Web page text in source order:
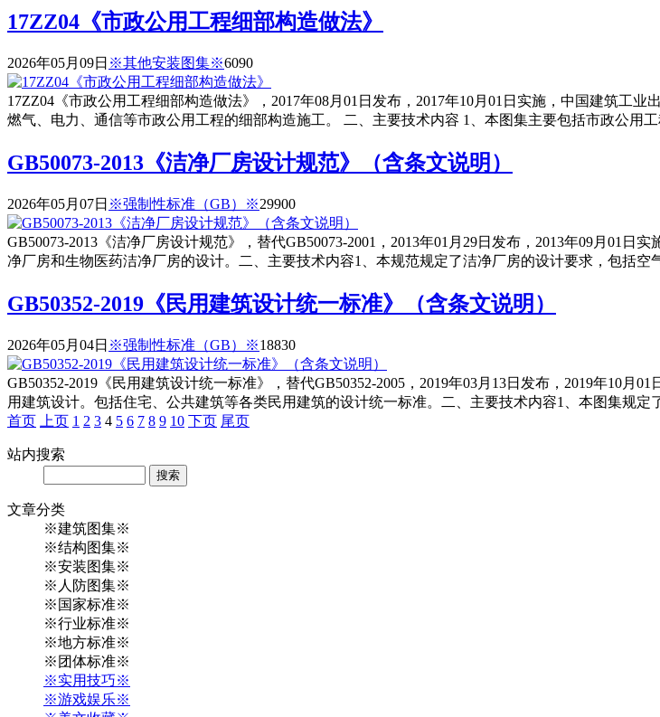
17ZZ04《市政公用工程细部构造做法》
2026年05月09日 ※其他安装图集※6090
17ZZ04《市政公用工程细部构造做法》，2017年08月01日发布，2017年10月01日实施，中国建筑工
燃气、电力、通信等市政公用工程的细部构造施工。 二、主要技术内容 1、本图集主要包括市政公用
GB50073-2013《洁净厂房设计规范》（含条文说明）
2026年05月07日 ※强制性标准（GB）※29900
GB50073-2013《洁净厂房设计规范》，替代GB50073-2001，2013年01月29日发布，2013年09月01
净厂房和生物医药洁净厂房的设计。二、主要技术内容1、本规范规定了洁净厂房的设计要求，包括
GB50352-2019《民用建筑设计统一标准》（含条文说明）
2026年05月04日 ※强制性标准（GB）※18830
GB50352-2019《民用建筑设计统一标准》，替代GB50352-2005，2019年03月13日发布，2019年10
用建筑设计。包括住宅、公共建筑等各类民用建筑的设计统一标准。二、主要技术内容1、本图集规
首页
上页 1 2 3 4 5 6 7 8 9 10 下页 尾页
站内搜索
文章分类
※建筑图集※
※结构图集※
※安装图集※
※人防图集※
※国家标准※
※行业标准※
※地方标准※
※团体标准※
※实用技巧※
※游戏娱乐※